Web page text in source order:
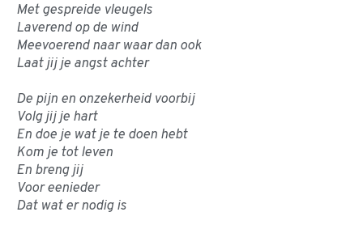
Met gespreide vleugels
Laverend op de wind
Meevoerend naar waar dan ook
Laat jij je angst achter
De pijn en onzekerheid voorbij
Volg jij je hart
En doe je wat je te doen hebt
Kom je tot leven
En breng jij
Voor eenieder
Dat wat er nodig is